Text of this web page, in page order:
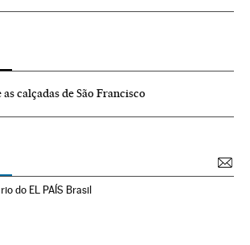
calçadas de São Francisco
do EL PAÍS Brasil